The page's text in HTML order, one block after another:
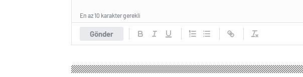
Gönder
En az 10 karakter gerekli